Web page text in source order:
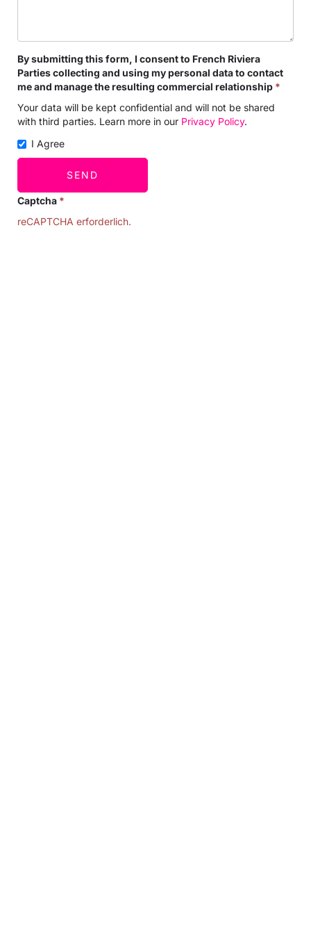
By submitting this form, I consent to French Riviera
Parties collecting and using my personal data to contact
me and manage the resulting commercial relationship *
Your data will be kept confidential and will not be shared
with third parties. Learn more in our Privacy Policy.
I Agree
SEND
Captcha *
reCAPTCHA erforderlich.